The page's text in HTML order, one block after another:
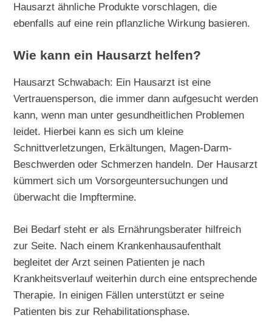
Hausarzt ähnliche Produkte vorschlagen, die
ebenfalls auf eine rein pflanzliche Wirkung basieren.
Wie kann ein Hausarzt helfen?
Hausarzt Schwabach: Ein Hausarzt ist eine
Vertrauensperson, die immer dann aufgesucht werden
kann, wenn man unter gesundheitlichen Problemen
leidet. Hierbei kann es sich um kleine
Schnittverletzungen, Erkältungen, Magen-Darm-
Beschwerden oder Schmerzen handeln. Der Hausarzt
kümmert sich um Vorsorgeuntersuchungen und
überwacht die Impftermine.
Bei Bedarf steht er als Ernährungsberater hilfreich
zur Seite. Nach einem Krankenhausaufenthalt
begleitet der Arzt seinen Patienten je nach
Krankheitsverlauf weiterhin durch eine entsprechende
Therapie. In einigen Fällen unterstützt er seine
Patienten bis zur Rehabilitationsphase.